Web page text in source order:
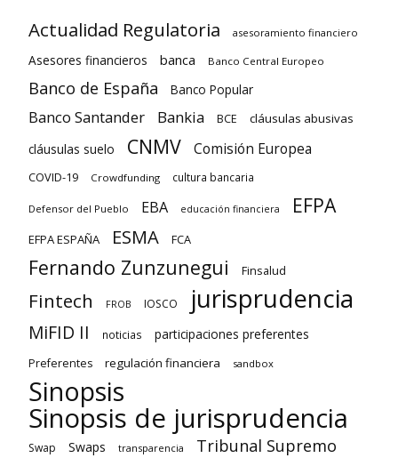
Actualidad Regulatoria asesoramiento financiero
Asesores financieros banca Banco Central Europeo
Banco de España Banco Popular
Banco Santander Bankia BCE cláusulas abusivas
cláusulas suelo CNMV Comisión Europea
COVID-19 Crowdfunding cultura bancaria
Defensor del Pueblo EBA educación financiera EFPA
EFPA ESPAÑA ESMA FCA
Fernando Zunzunegui Finsalud
Fintech FROB IOSCO jurisprudencia
MiFID II noticias participaciones preferentes
Preferentes regulación financiera sandbox
Sinopsis
Sinopsis de jurisprudencia
Swap Swaps transparencia Tribunal Supremo